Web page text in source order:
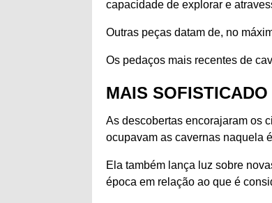
capacidade de explorar e
Outras peças datam de, no
Os pedaços mais recentes de
MAIS
As descobertas encorajaram os
ocupavam as cavernas naquela
Ela também lança luz sobre
época em relação ao que é